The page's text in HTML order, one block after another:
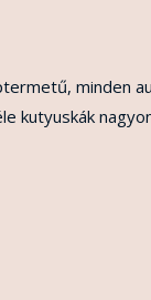
minden
kutyuskák